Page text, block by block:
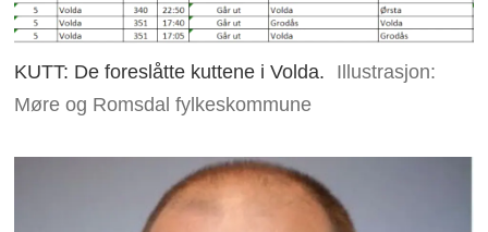
KUTT: De foreslåtte kuttene i Volda.
Illustrasjon:
Møre og Romsdal fylkeskommune